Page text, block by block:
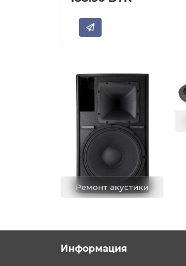
Ремонт акустики
Информация